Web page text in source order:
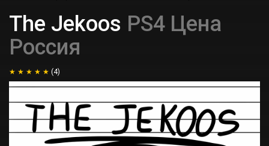
The Jekoos PS4 Цена
Россия
(4)